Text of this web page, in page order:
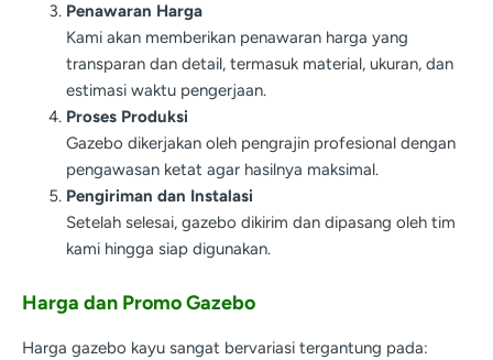
Penawaran Harga
Kami akan memberikan penawaran harga yang
transparan dan detail, termasuk material, ukuran, dan
estimasi waktu pengerjaan.
Proses Produksi
Gazebo dikerjakan oleh pengrajin profesional dengan
pengawasan ketat agar hasilnya maksimal.
Pengiriman dan Instalasi
Setelah selesai, gazebo dikirim dan dipasang oleh tim
kami hingga siap digunakan.
Harga dan Promo Gazebo
Harga gazebo kayu sangat bervariasi tergantung pada: